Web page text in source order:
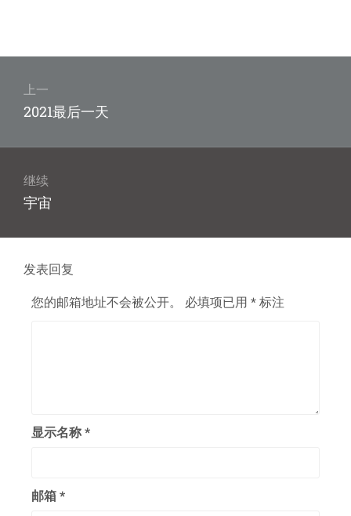
航
上一
上
文
2021最后一天
继续
下
文
章：
宇宙
发表回复
您的邮箱地址不会被公开。 必填项已用 * 标注
显示名称 *
邮箱 *